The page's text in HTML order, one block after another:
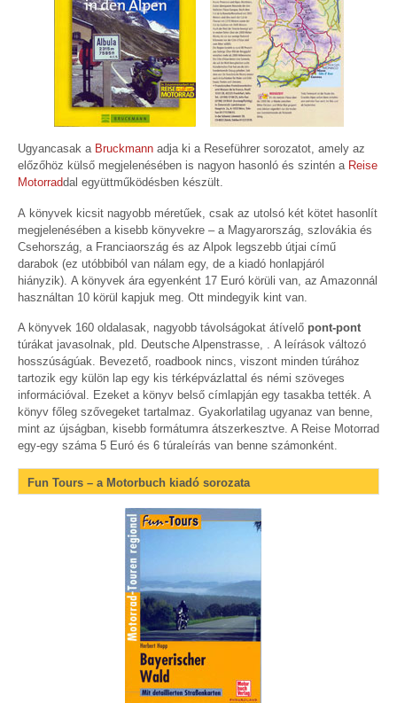
Ugyancasak a Bruckmann adja ki a Reseführer sorozatot, amely az
előzőhöz külső megjelenésében is nagyon hasonló és szintén a Reise
Motorraddal együttműködésben készült.
A könyvek kicsit nagyobb méretűek, csak az utolsó két kötet hasonlít
megjelenésében a kisebb könyvekre – a Magyarország, szlovákia és
Csehország, a Franciaország és az Alpok legszebb útjai című
darabok (ez utóbbiból van nálam egy, de a kiadó honlapjáról
hiányzik). A könyvek ára egyenként 17 Euró körüli van, az Amazonnál
használtan 10 körül kapjuk meg. Ott mindegyik kint van.
A könyvek 160 oldalasak, nagyobb távolságokat átívelő pont-pont
túrákat javasolnak, pld. Deutsche Alpenstrasse, . A leírások változó
hosszúságúak. Bevezető, roadbook nincs, viszont minden túrához
tartozik egy külön lap egy kis térképvázlattal és némi szöveges
információval. Ezeket a könyv belső címlapján egy tasakba tették. A
könyv főleg szővegeket tartalmaz. Gyakorlatilag ugyanaz van benne,
mint az újságban, kisebb formátumra átszerkesztve. A Reise Motorrad
egy-egy száma 5 Euró és 6 túraleírás van benne számonként.
Fun Tours – a Motorbuch kiadó sorozata